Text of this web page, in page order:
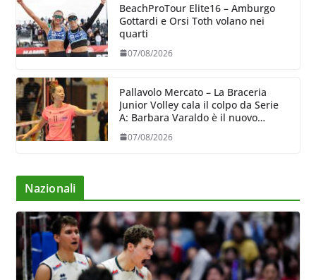
BeachProTour Elite16 – Amburgo
Gottardi e Orsi Toth volano nei
quarti
07/08/2026
Pallavolo Mercato – La Braceria
Junior Volley cala il colpo da Serie
A: Barbara Varaldo è il nuovo
07/08/2026
Nazionali